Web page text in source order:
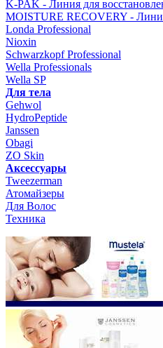
K-PAK - Линия для
MOISTURE RECOVERY -
Londa Professional
Nioxin
Schwarzkopf Professional
Wella Professionals
Wella SP
Для тела
Gehwol
HydroPeptide
Janssen
Obagi
ZO Skin
Aксессуары
Tweezerman
Атомайзеры
Для Волос
Техника